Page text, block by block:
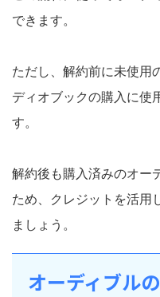
できます。
ただし、解約前に未使用
ディオブックの購入に使
す。
解約後も購入済みのオー
ため、クレジットを活用
ましょう。
オーディブル